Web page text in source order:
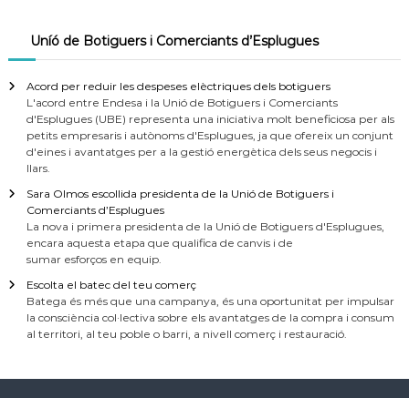
Uníó de Botiguers i Comerciants d’Esplugues
Acord per reduir les despeses elèctriques dels botiguers
L'acord entre Endesa i la Unió de Botiguers i Comerciants
d'Esplugues (UBE) representa una iniciativa molt beneficiosa per als
petits empresaris i autònoms d'Esplugues, ja que ofereix un conjunt
d'eines i avantatges per a la gestió energètica dels seus negocis i
llars.
Sara Olmos escollida presidenta de la Unió de Botiguers i
Comerciants d’Esplugues
La nova i primera presidenta de la Unió de Botiguers d'Esplugues,
encara aquesta etapa que qualifica de canvis i de
sumar esforços en equip.
Escolta el batec del teu comerç
Batega és més que una campanya, és una oportunitat per impulsar
la consciència col·lectiva sobre els avantatges de la compra i consum
al territori, al teu poble o barri, a nivell comerç i restauració.